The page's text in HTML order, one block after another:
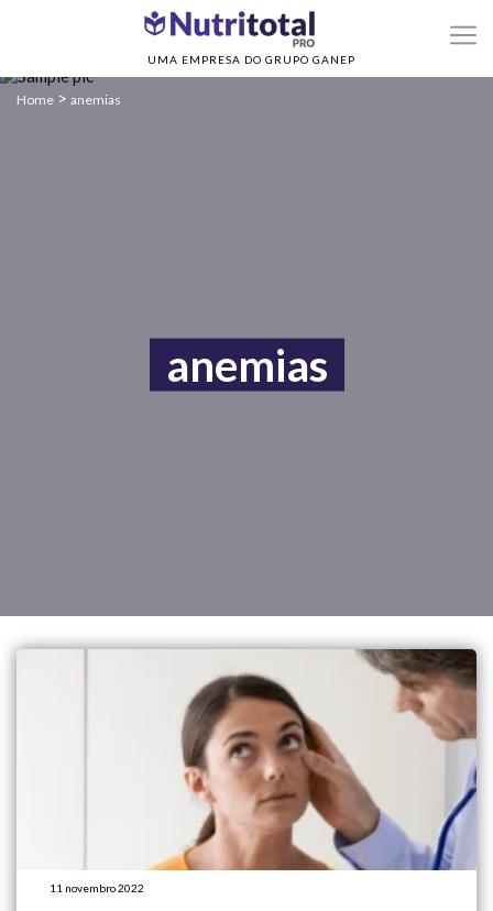
UMA EMPRESA DO GRUPO GANEP
Home > anemias
anemias
11 novembro 2022